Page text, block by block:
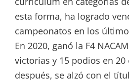
esta forma, ha logrado
campeonatos en los
En 2020, ganó la F4
victorias y 15 podios en 20
después, se alzó con el